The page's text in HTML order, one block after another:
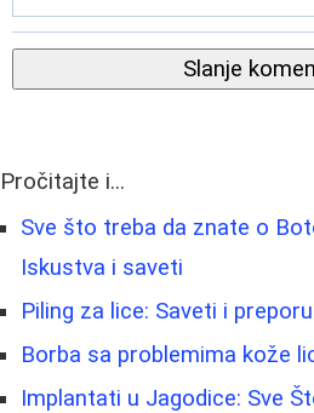
Slanje
Pročitajte i...
Sve što treba da znate o
Iskustva i saveti
Piling za lice: Saveti i
Borba sa problemima kože
Implantati u Jagodice: Sve